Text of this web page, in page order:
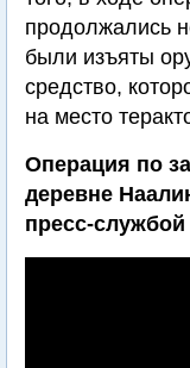
продолжались
были изъяты
средство,
на место
Операция по
деревне
пресс-